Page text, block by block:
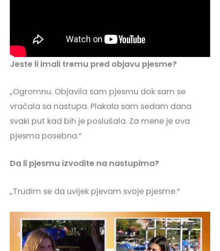
Jeste li imali tremu pred objavu pjesme?
„Ogromnu. Objavila sam pjesmu dok sam se
vraćala sa nastupa. Plakala sam sedam dana
svaki put kad bih je poslušala. Za mene je ova
pjesma posebna.“
Da li pjesmu izvodite na nastupima?
„Trudim se da uvijek pjevam svoje pjesme.“